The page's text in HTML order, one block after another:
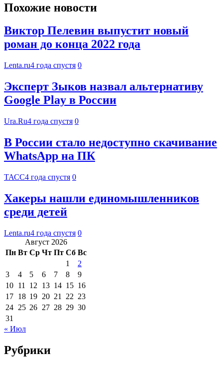
Похожие новости
Виктор Пелевин выпустит новый
роман до конца 2022 года
Lenta.ru4 года спустя 0
Эксперт Зыков назвал альтернативу
Google Play в России
Ura.Ru4 года спустя 0
В России стало недоступно скачивание
WhatsApp на ПК
ТАСС4 года спустя 0
Хакеры нашли единомышленников
среди детей
Lenta.ru4 года спустя 0
Август 2026
Пн Вт Ср Чт Пт Сб Вс
1
2
3
4 5 6 7 8
9
10 11 12 13 14 15 16
17 18 19 20 21 22 23
24 25 26 27 28 29 30
31
« Июл
Рубрики